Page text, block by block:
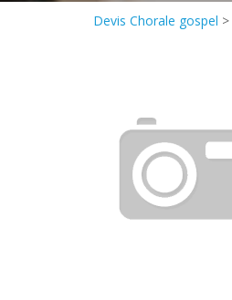
Devis Chorale gospel >